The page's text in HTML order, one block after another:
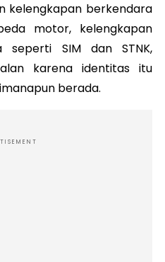
kelengkapan berkendara
motor, kelengkapan
seperti SIM dan STNK,
karena identitas itu
berada.